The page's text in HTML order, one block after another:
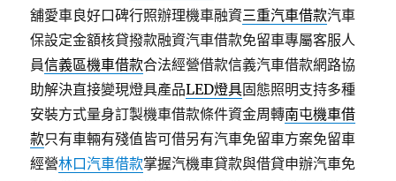
舖愛車良好口碑行照辦理機車融資三重汽車借款汽車
保設定金額核貸撥款融資汽車借款免留車專屬客服人
員信義區機車借款合法經營借款信義汽車借款網路協
助解決直接變現燈具產品LED燈具固態照明支持多種
安裝方式量身訂製機車借款條件資金周轉南屯機車借
款只有車輛有殘值皆可借另有汽車免留車方案免留車
經營林口汽車借款掌握汽機車貸款與借貸申辦汽車免